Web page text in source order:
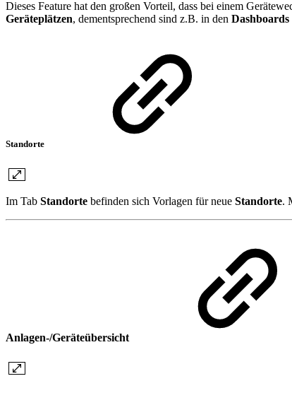
Dieses Feature hat den großen Vorteil, dass bei einem
Geräteplätzen, dementsprechend sind z.B. in den Dashboards
Standorte
Im Tab Standorte befinden sich Vorlagen für neue Standorte.
Anlagen-/Geräteübersicht